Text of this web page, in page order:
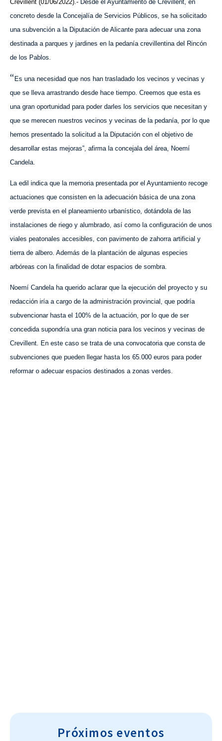
Crevillent (01/06/2022).- Desde el Ayuntamiento de Crevillent, en
concreto desde la Concejalía de Servicios Públicos, se ha solicitado
una subvención a la Diputación de Alicante para adecuar una zona
destinada a parques y jardines en la pedanía crevillentina del Rincón
de los Pablos.
“Es una necesidad que nos han trasladado los vecinos y vecinas y
que se lleva arrastrando desde hace tiempo. Creemos que esta es
una gran oportunidad para poder darles los servicios que necesitan y
que se merecen nuestros vecinos y vecinas de la pedanía, por lo que
hemos presentado la solicitud a la Diputación con el objetivo de
desarrollar estas mejoras”, afirma la concejala del área, Noemí
Candela.
La edil indica que la memoria presentada por el Ayuntamiento recoge
actuaciones que consisten en la adecuación básica de una zona
verde prevista en el planeamiento urbanístico, dotándola de las
instalaciones de riego y alumbrado, así como la configuración de unos
viales peatonales accesibles, con pavimento de zahorra artificial y
tierra de albero. Además de la plantación de algunas especies
arbóreas con la finalidad de dotar espacios de sombra.
Noemí Candela ha querido aclarar que la ejecución del proyecto y su
redacción iría a cargo de la administración provincial, que podría
subvencionar hasta el 100% de la actuación, por lo que de ser
concedida supondría una gran noticia para los vecinos y vecinas de
Crevillent. En este caso se trata de una convocatoria que consta de
subvenciones que pueden llegar hasta los 65.000 euros para poder
reformar o adecuar espacios destinados a zonas verdes.
Próximos eventos